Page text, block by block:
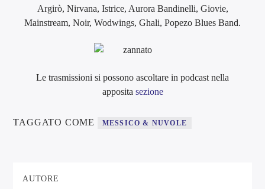
Argirò, Nirvana, Istrice, Aurora Bandinelli, Giovie,
Mainstream, Noir, Wodwings, Ghali, Popezo Blues Band.
Le trasmissioni si possono ascoltare in podcast nella
apposita sezione
TAGGATO COME MESSICO & NUVOLE
AUTORE